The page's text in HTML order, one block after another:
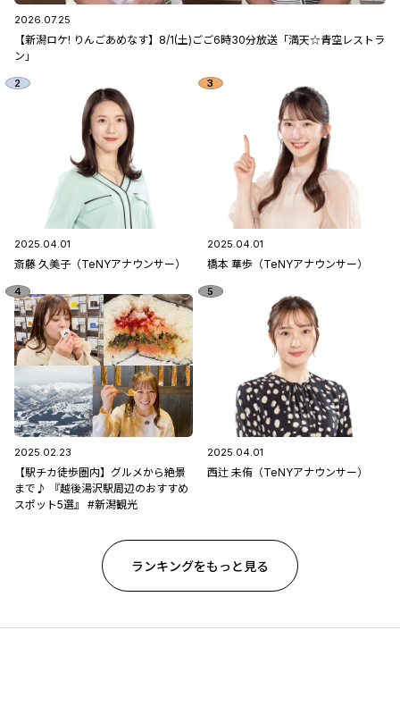
2026.07.25
【新潟ロケ! りんごあめなす】8/1(土)ごご6時30分放送「満天☆青空レストラ
ン」
2025.04.01
斎藤 久美子（TeNYアナウンサー）
2025.04.01
橋本 華歩（TeNYアナウンサー）
2025.02.23
【駅チカ徒歩圏内】グルメから絶景
まで♪ 『越後湯沢駅周辺のおすすめ
スポット5選』 #新潟観光
2025.04.01
西辻 未侑（TeNYアナウンサー）
ランキングをもっと見る